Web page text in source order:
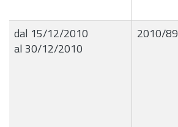
dal 15/12/2010
al 30/12/2010
2010/89